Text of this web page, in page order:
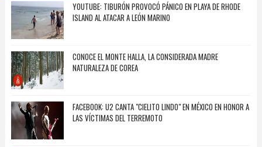
YOUTUBE: TIBURÓN PROVOCÓ PÁNICO EN PLAYA DE RHODE
ISLAND AL ATACAR A LEÓN MARINO
CONOCE EL MONTE HALLA, LA CONSIDERADA MADRE
NATURALEZA DE COREA
FACEBOOK: U2 CANTA "CIELITO LINDO" EN MÉXICO EN HONOR A
LAS VÍCTIMAS DEL TERREMOTO